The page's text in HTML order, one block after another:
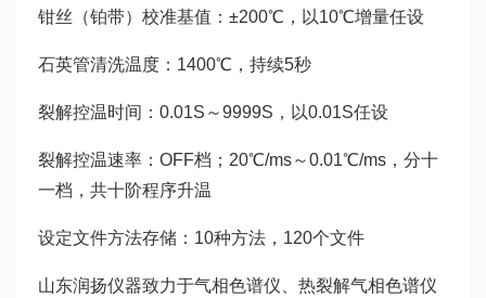
钳丝（铂带）校准基值：±200℃，以10℃增量任设
石英管清洗温度：1400℃，持续5秒
裂解控温时间：0.01S～9999S，以0.01S任设
裂解控温速率：OFF档；20℃/ms～0.01℃/ms，分十
一档，共十阶程序升温
设定文件方法存储：10种方法，120个文件
山东润扬仪器致力于气相色谱仪、热裂解气相色谱仪